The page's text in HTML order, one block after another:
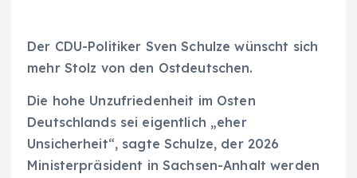
Der CDU-Politiker Sven Schulze wünscht sich
mehr Stolz von den Ostdeutschen.
Die hohe Unzufriedenheit im Osten
Deutschlands sei eigentlich „eher
Unsicherheit“, sagte Schulze, der 2026
Ministerpräsident in Sachsen-Anhalt werden